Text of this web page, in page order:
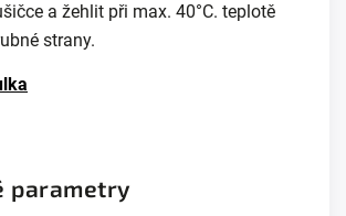
a žehlit při max. 40°C. teplotě
strany.
parametry